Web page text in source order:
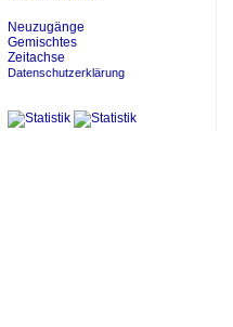
Neuzugänge
Gemischtes
Zeitachse
Datenschutzerklärung